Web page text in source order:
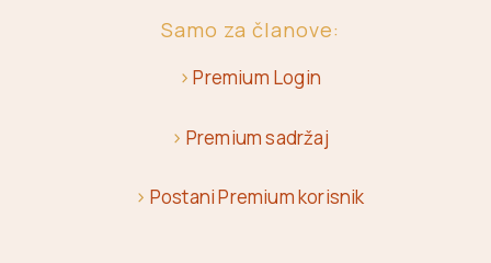
Samo za članove:
>Premium Login
> Premium sadržaj
> Postani Premium korisnik